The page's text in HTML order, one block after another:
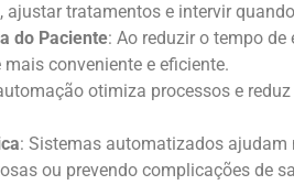
ajustar tratamentos e intervir
do Paciente: Ao reduzir o tempo
conveniente e eficiente.
otimiza processos e
: Sistemas automatizados
ou prevendo complicações de